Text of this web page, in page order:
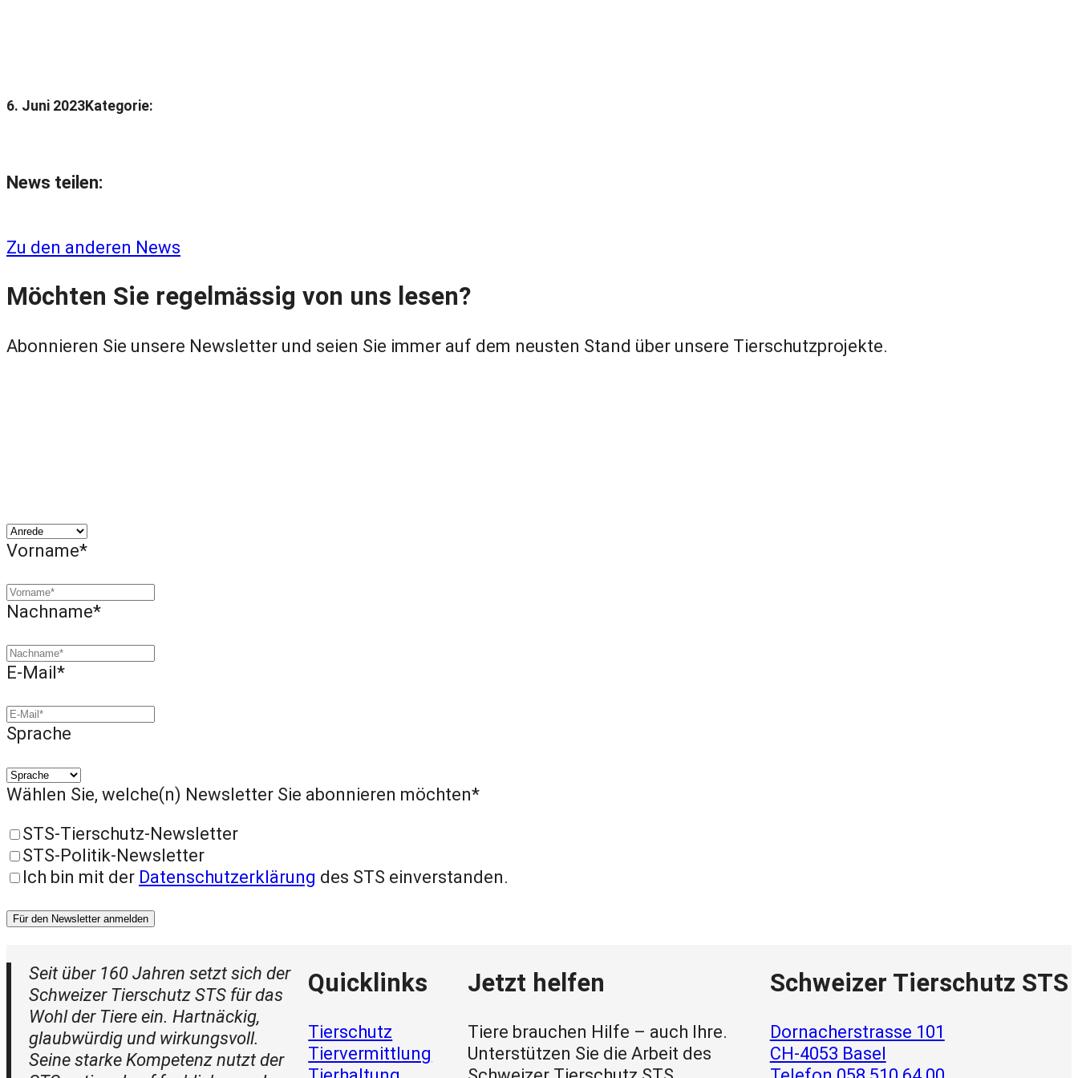
6. Juni 2023Kategorie:
News teilen:
Zu den anderen News
Möchten Sie regelmässig von uns lesen?
Abonnieren Sie unsere Newsletter und seien Sie immer auf dem neusten Stand über unsere Tierschutzprojekte.
Vorname*
Nachname*
E-Mail*
Sprache
Wählen Sie, welche(n) Newsletter Sie abonnieren möchten*
STS-Tierschutz-Newsletter
STS-Politik-Newsletter
Ich bin mit der Datenschutzerklärung des STS einverstanden.
Für den Newsletter anmelden
Seit über 160 Jahren setzt sich der
Schweizer Tierschutz STS für das
Wohl der Tiere ein. Hartnäckig,
glaubwürdig und wirkungsvoll.
Seine starke Kompetenz nutzt der
Quicklinks
Tierschutz
Tiervermittlung
Jetzt helfen
Tiere brauchen Hilfe – auch Ihre.
Unterstützen Sie die Arbeit des
Schweizer Tierschutz STS
Dornacherstrasse 101
CH-4053 Basel